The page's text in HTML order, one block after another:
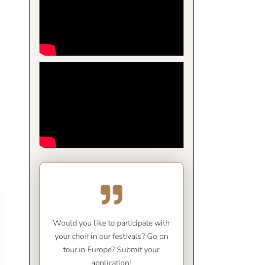
Would you like to participate with
your choir in our festivals? Go on
tour in Europe? Submit your